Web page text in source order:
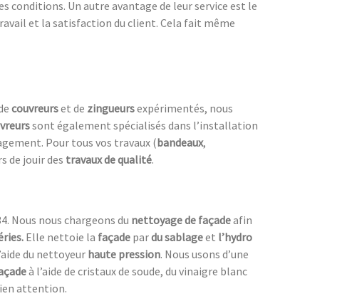
conditions. Un autre avantage de leur service est le
et la satisfaction du client. Cela fait même
couvreurset de zingueursexpérimentés, nous
sont également spécialisés dans l’installation
Pour tous vos travaux (bandeaux,
de jouir des travaux de qualité.
Nous nous chargeons du nettoyage de façadeafin
Elle nettoie la façade pardu sablageet l’hydro
du nettoyeur haute pression. Nous usons d’une
à l’aide de cristaux de soude, du vinaigre blanc
attention.